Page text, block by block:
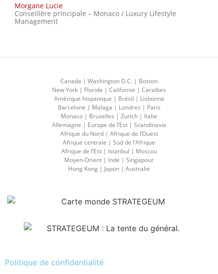
Morgane Lucie
Conseillère principale – Monaco / Luxury Lifestyle
Management
Canada | Washington D.C. | Boston
New York | Floride | Californie | Caraïbes
Amérique hispanique | Brésil | Lisbonne
Barcelone | Malaga | Londres | Paris
Monaco | Bruxelles | Zurich | Italie
Allemagne | Europe de l’Est | Scandinavie
Afrique du Nord | Afrique de l’Ouest
Afrique centrale | Sud de l’Afrique
Afrique de l’Est | Istanbul | Moscou
Moyen-Orient | Inde | Singapour
Hong Kong | Japon | Australie
Politique de confidentialité